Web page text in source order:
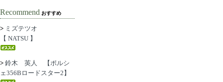
Recommend おすすめ
> ミズテツオ
【 NATSU 】
> 鈴木 英人 【ポルシ
ェ356Bロードスター2】